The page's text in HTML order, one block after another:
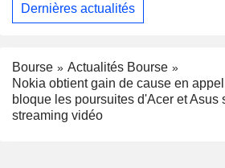
Dernières actualités
Bourse
Actualités Bourse
Nokia obtient gain de cause en
bloque les poursuites d'Acer et Asus
streaming vidéo